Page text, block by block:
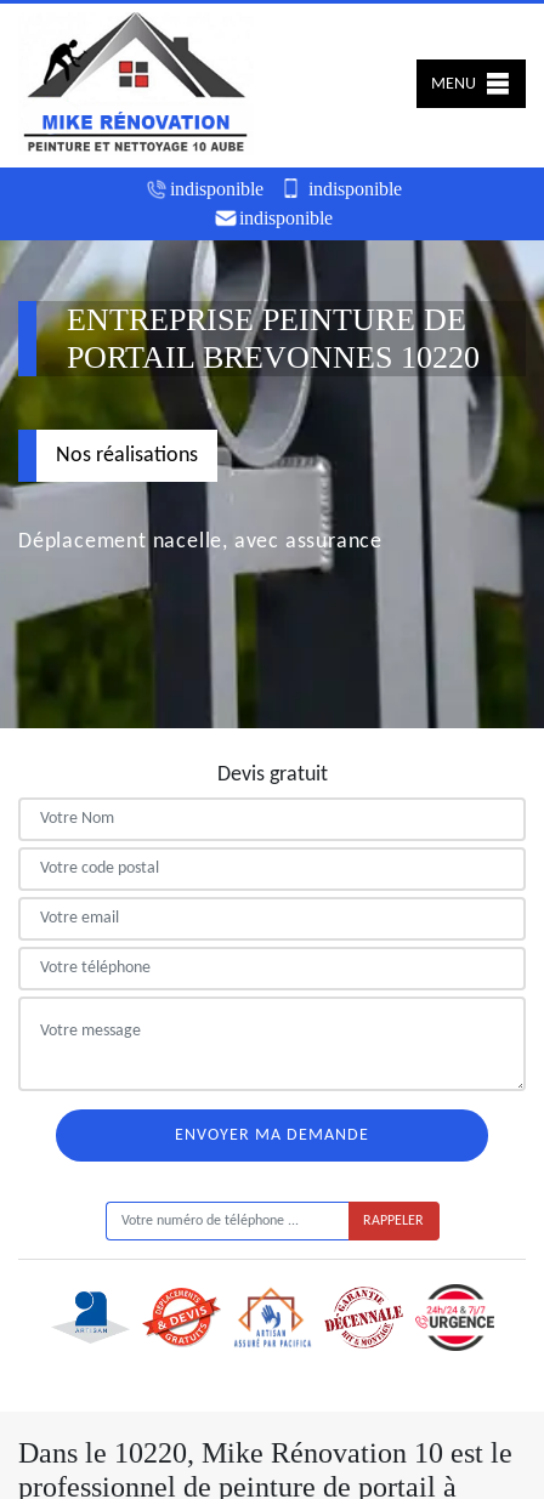
indisponible
indisponible
indisponible
MENU
ENTREPRISE PEINTURE DE
PORTAIL BREVONNES 10220
Nos réalisations
Déplacement nacelle, avec assurance
Devis gratuit
Dans le 10220, Mike Rénovation 10 est le
professionnel de peinture de portail à